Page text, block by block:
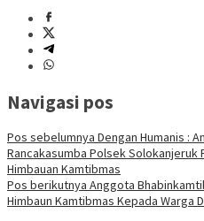
Navigasi pos
Pos sebelumnya Dengan Humanis :
Rancakasumba Polsek Solokanjeruk
Himbauan Kamtibmas
Pos berikutnya Anggota
Himbaun Kamtibmas Kepada Warga